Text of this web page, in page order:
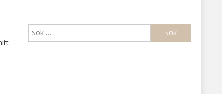
efter: